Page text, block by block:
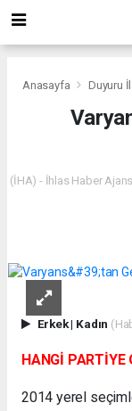
Anasayfa Duyuru
(İHA) - İhlas Haber
Erkek| Kadın
HANGİ PARTİYE
2014 yerel